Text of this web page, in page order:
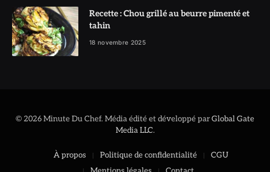
Recette : Chou grillé au beurre pimenté et
tahin
18 novembre 2025
© 2026 Minute Du Chef. Média édité et développé parGlobal Gate
Media LLC.
À propos Politique de confidentialité
CGU